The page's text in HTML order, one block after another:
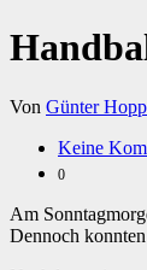
Von Günter
Keine
0
Am
Dennoch